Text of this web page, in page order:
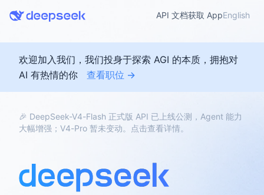
欢迎加入我们，我们投身于探索 AGI 的本质，拥抱对
AI 有热情的你
查看职位 →
🎉 DeepSeek-V4-Flash 正式版 API 已上线公测，Agent 能力
大幅增强；V4-Pro 暂未变动。点击查看详情。
API 文档获取 AppEnglish